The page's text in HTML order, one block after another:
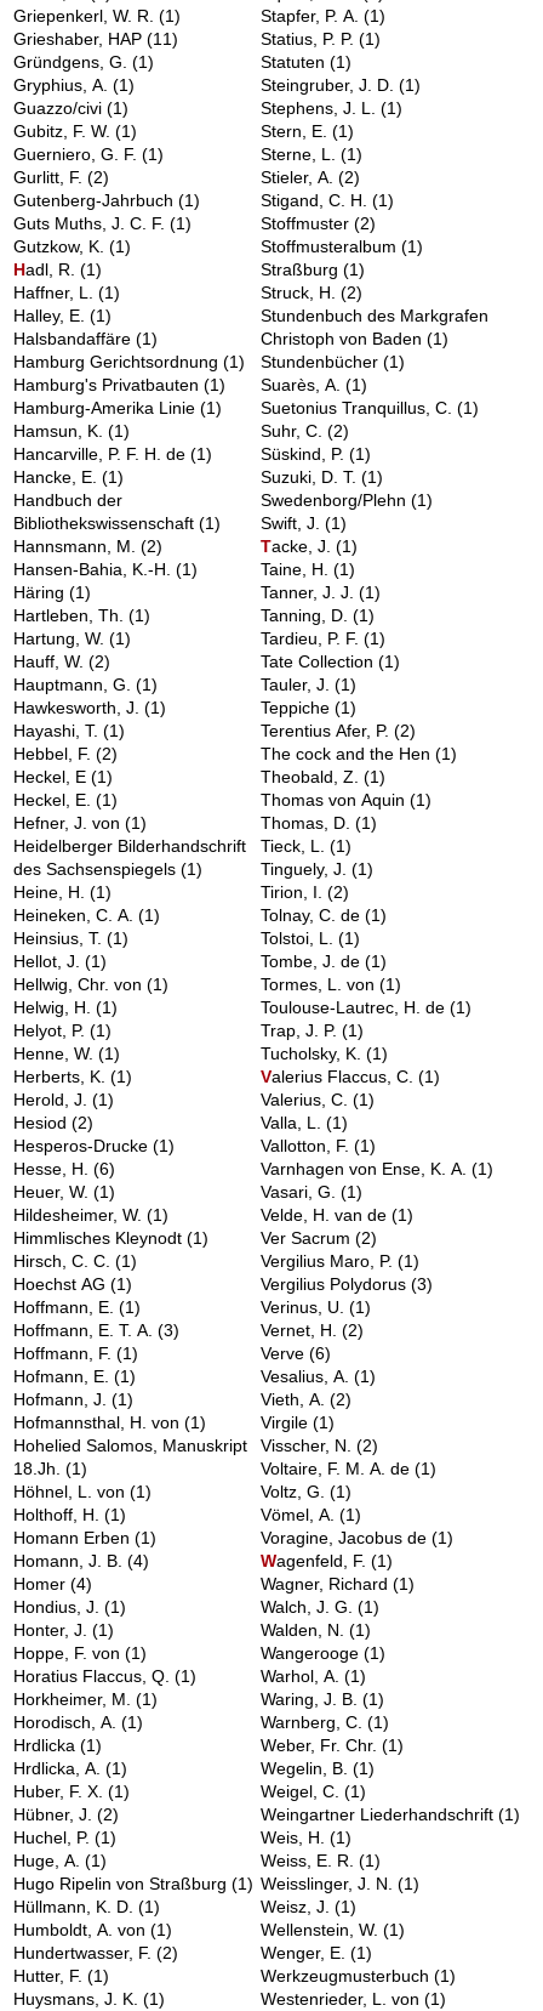
Griepenkerl, W. R.(1)
Grieshaber, HAP(11)
Gründgens, G.(1)
Gryphius, A.(1)
Guazzo/civi(1)
Gubitz, F. W.(1)
Guerniero, G. F.(1)
Gurlitt, F.(2)
Gutenberg-Jahrbuch(1)
Guts Muths, J. C. F.(1)
Gutzkow, K.(1)
Hadl, R.(1)
Haffner, L.(1)
Halley, E.(1)
Halsbandaffäre(1)
Hamburg Gerichtsordnung(1)
Hamburg's Privatbauten(1)
Hamburg-Amerika Linie(1)
Hamsun, K.(1)
Hancarville, P. F. H. de(1)
Hancke, E.(1)
Handbuch der
Bibliothekswissenschaft(1)
Hannsmann, M.(2)
Hansen-Bahia, K.-H.(1)
Häring(1)
Hartleben, Th.(1)
Hartung, W.(1)
Hauff, W.(2)
Hauptmann, G.(1)
Hawkesworth, J.(1)
Hayashi, T.(1)
Hebbel, F.(2)
Heckel, E(1)
Heckel, E.(1)
Hefner, J. von(1)
Heidelberger Bilderhandschrift
des Sachsenspiegels(1)
Heine, H.(1)
Heineken, C. A.(1)
Heinsius, T.(1)
Hellot, J.(1)
Hellwig, Chr. von(1)
Helwig, H.(1)
Helyot, P.(1)
Henne, W.(1)
Herberts, K.(1)
Herold, J.(1)
Hesiod(2)
Hesperos-Drucke(1)
Hesse, H.(6)
Heuer, W.(1)
Hildesheimer, W.(1)
Himmlisches Kleynodt(1)
Hirsch, C. C.(1)
Hoechst AG(1)
Hoffmann, E.(1)
Hoffmann, E. T. A.(3)
Hoffmann, F.(1)
Hofmann, E.(1)
Hofmann, J.(1)
Hofmannsthal, H. von(1)
Hohelied Salomos, Manuskript
18.Jh.(1)
Höhnel, L. von(1)
Holthoff, H.(1)
Homann Erben(1)
Homann, J. B.(4)
Homer(4)
Hondius, J.(1)
Honter, J.(1)
Hoppe, F. von(1)
Horatius Flaccus, Q.(1)
Horkheimer, M.(1)
Horodisch, A.(1)
Hrdlicka(1)
Hrdlicka, A.(1)
Huber, F. X.(1)
Hübner, J.(2)
Huchel, P.(1)
Huge, A.(1)
Hugo Ripelin von Straßburg(1)
Hüllmann, K. D.(1)
Humboldt, A. von(1)
Hundertwasser, F.(2)
Hutter, F.(1)
Huysmans, J. K.(1)
Stapfer, P. A.(1)
Statius, P. P.(1)
Statuten(1)
Steingruber, J. D.(1)
Stephens, J. L.(1)
Stern, E.(1)
Sterne, L.(1)
Stieler, A.(2)
Stigand, C. H.(1)
Stoffmuster(2)
Stoffmusteralbum(1)
Straßburg(1)
Struck, H.(2)
Stundenbuch des Markgrafen
Christoph von Baden(1)
Stundenbücher(1)
Suarès, A.(1)
Suetonius Tranquillus, C.(1)
Suhr, C.(2)
Süskind, P.(1)
Suzuki, D. T.(1)
Swedenborg/Plehn(1)
Swift, J.(1)
Tacke, J.(1)
Taine, H.(1)
Tanner, J. J.(1)
Tanning, D.(1)
Tardieu, P. F.(1)
Tate Collection(1)
Tauler, J.(1)
Teppiche(1)
Terentius Afer, P.(2)
The cock and the Hen(1)
Theobald, Z.(1)
Thomas von Aquin(1)
Thomas, D.(1)
Tieck, L.(1)
Tinguely, J.(1)
Tirion, I.(2)
Tolnay, C. de(1)
Tolstoi, L.(1)
Tombe, J. de(1)
Tormes, L. von(1)
Toulouse-Lautrec, H. de(1)
Trap, J. P.(1)
Tucholsky, K.(1)
Valerius Flaccus, C.(1)
Valerius, C.(1)
Valla, L.(1)
Vallotton, F.(1)
Varnhagen von Ense, K. A.(1)
Vasari, G.(1)
Velde, H. van de(1)
Ver Sacrum(2)
Vergilius Maro, P.(1)
Vergilius Polydorus(3)
Verinus, U.(1)
Vernet, H.(2)
Verve(6)
Vesalius, A.(1)
Vieth, A.(2)
Virgile(1)
Visscher, N.(2)
Voltaire, F. M. A. de(1)
Voltz, G.(1)
Vömel, A.(1)
Voragine, Jacobus de(1)
Wagenfeld, F.(1)
Wagner, Richard(1)
Walch, J. G.(1)
Walden, N.(1)
Wangerooge(1)
Warhol, A.(1)
Waring, J. B.(1)
Warnberg, C.(1)
Weber, Fr. Chr.(1)
Wegelin, B.(1)
Weigel, C.(1)
Weingartner Liederhandschrift(1)
Weis, H.(1)
Weiss, E. R.(1)
Weisslinger, J. N.(1)
Weisz, J.(1)
Wellenstein, W.(1)
Wenger, E.(1)
Werkzeugmusterbuch(1)
Westenrieder, L. von(1)